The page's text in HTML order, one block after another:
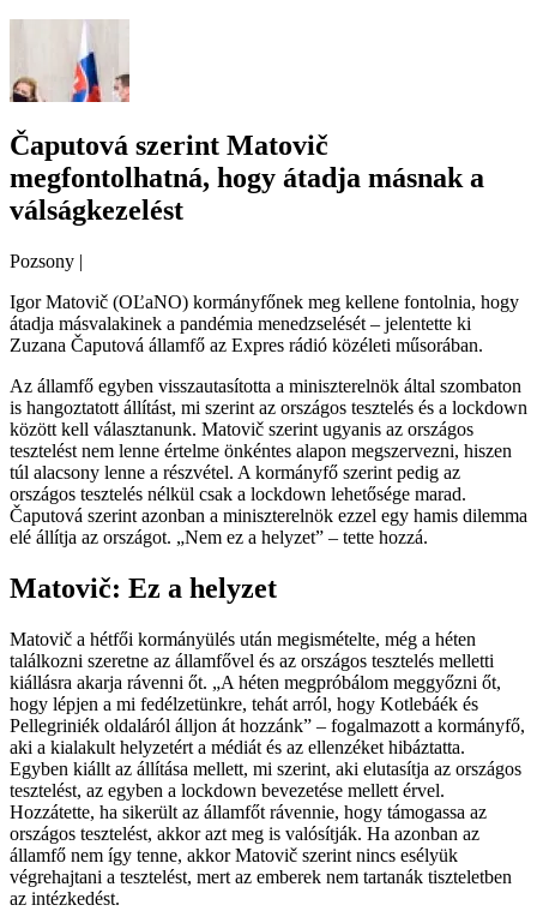
Čaputová szerint Matovič
megfontolhatná, hogy átadja másnak a
válságkezelést
Pozsony |
Igor Matovič (OĽaNO) kormányfőnek meg kellene fontolnia, hogy
átadja másvalakinek a pandémia menedzselését – jelentette ki
Zuzana Čaputová államfő az Expres rádió közéleti műsorában.
Az államfő egyben visszautasította a miniszterelnök által szombaton
is hangoztatott állítást, mi szerint az országos tesztelés és a lockdown
között kell választanunk. Matovič szerint ugyanis az országos
tesztelést nem lenne értelme önkéntes alapon megszervezni, hiszen
túl alacsony lenne a részvétel. A kormányfő szerint pedig az
országos tesztelés nélkül csak a lockdown lehetősége marad.
Čaputová szerint azonban a miniszterelnök ezzel egy hamis dilemma
elé állítja az országot. „Nem ez a helyzet” – tette hozzá.
Matovič: Ez a helyzet
Matovič a hétfői kormányülés után megismételte, még a héten
találkozni szeretne az államfővel és az országos tesztelés melletti
kiállásra akarja rávenni őt. „A héten megpróbálom meggyőzni őt,
hogy lépjen a mi fedélzetünkre, tehát arról, hogy Kotlebáék és
Pellegriniék oldaláról álljon át hozzánk” – fogalmazott a kormányfő,
aki a kialakult helyzetért a médiát és az ellenzéket hibáztatta.
Egyben kiállt az állítása mellett, mi szerint, aki elutasítja az országos
tesztelést, az egyben a lockdown bevezetése mellett érvel.
Hozzátette, ha sikerült az államfőt rávennie, hogy támogassa az
országos tesztelést, akkor azt meg is valósítják. Ha azonban az
államfő nem így tenne, akkor Matovič szerint nincs esélyük
végrehajtani a tesztelést, mert az emberek nem tartanák tiszteletben
az intézkedést.